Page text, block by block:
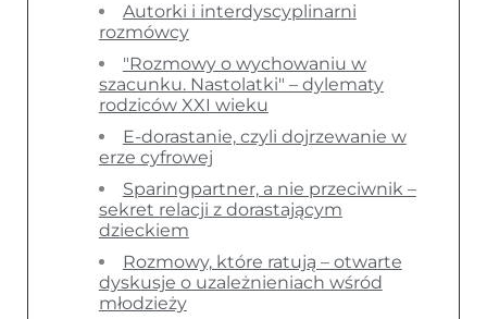
Autorki i interdyscyplinarni
rozmówcy
"Rozmowy o wychowaniu w
szacunku. Nastolatki" – dylematy
rodziców XXI wieku
E-dorastanie, czyli dojrzewanie w
erze cyfrowej
Sparingpartner, a nie przeciwnik –
sekret relacji z dorastającym
dzieckiem
Rozmowy, które ratują – otwarte
dyskusje o uzależnieniach wśród
młodzieży